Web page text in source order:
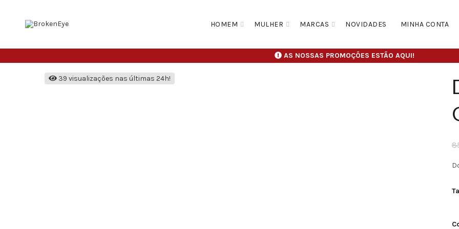
HOMEM MULHER MARCAS NOVIDADES MINHA CONTA
AS NOSSAS PROMOÇÕES ESTÃO AQUI!
39 visualizações nas últimas 24h!